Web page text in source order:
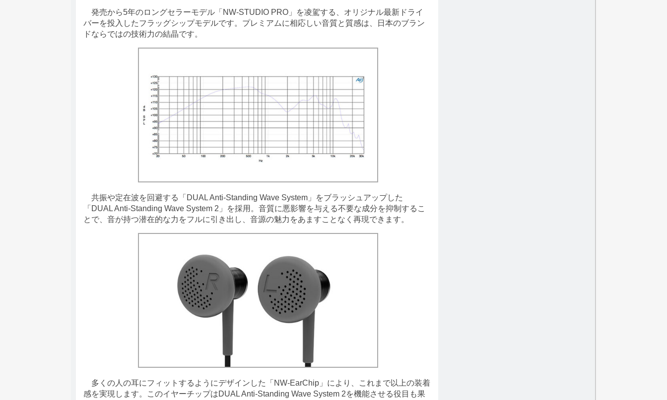
発売から5年のロングセラーモデル「NW-STUDIO PRO」を凌駕する、オリジナル最新ドライ
バーを投入したフラッグシップモデルです。プレミアムに相応しい音質と質感は、日本のブラン
ドならではの技術力の結晶です。
共振や定在波を回避する「DUAL Anti-Standing Wave System」をブラッシュアップした
「DUAL Anti-Standing Wave System 2」を採用。音質に悪影響を与える不要な成分を抑制するこ
とで、音が持つ潜在的な力をフルに引き出し、音源の魅力をあますことなく再現できます。
多くの人の耳にフィットするようにデザインした「NW-EarChip」により、これまで以上の装着
感を実現します。このイヤーチップはDUAL Anti-Standing Wave System 2を機能させる役目も果